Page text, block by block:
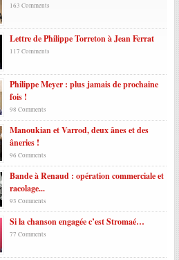
163 Comments
Lettre de Philippe Torreton à Jean Ferrat
117 Comments
Philippe Meyer : plus jamais de prochaine
fois !
98 Comments
Manoukian et Varrod, deux ânes et des
âneries !
96 Comments
Bande à Renaud : opération commerciale et
racolage...
93 Comments
Si la chanson engagée c’est Stromaé…
77 Comments